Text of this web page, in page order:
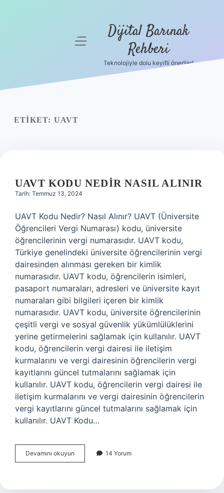
menüyü
Dijital Barınak
Rehberi
Teknolojiyle dolu keyifli öneriler!
ETIKET: UAVT
UAVT KODU NEDIR NASIL ALINIR
Tarih: Temmuz 13, 2024
UAVT Kodu Nedir? Nasıl Alınır? UAVT (Üniversite
Öğrencileri Vergi Numarası) kodu, üniversite
öğrencilerinin vergi numarasıdır. UAVT kodu,
Türkiye genelindeki üniversite öğrencilerinin vergi
dairesinden alınması gereken bir kimlik
numarasıdır. UAVT kodu, öğrencilerin isimleri,
pasaport numaraları, adresleri ve üniversite kayıt
numaraları gibi bilgileri içeren bir kimlik
numarasıdır. UAVT kodu, üniversite öğrencilerinin
çeşitli vergi ve sosyal güvenlik yükümlülüklerini
yerine getirmelerini sağlamak için kullanılır. UAVT
kodu, öğrencilerin vergi dairesi ile iletişim
kurmalarını ve vergi dairesinin öğrencilerin vergi
kayıtlarını güncel tutmalarını sağlamak için
kullanılır. UAVT kodu, öğrencilerin vergi dairesi ile
iletişim kurmalarını ve vergi dairesinin öğrencilerin
vergi kayıtlarını güncel tutmalarını sağlamak için
kullanılır. UAVT Kodu…
Devamını okuyun
kodu
alınır
14 Yorum